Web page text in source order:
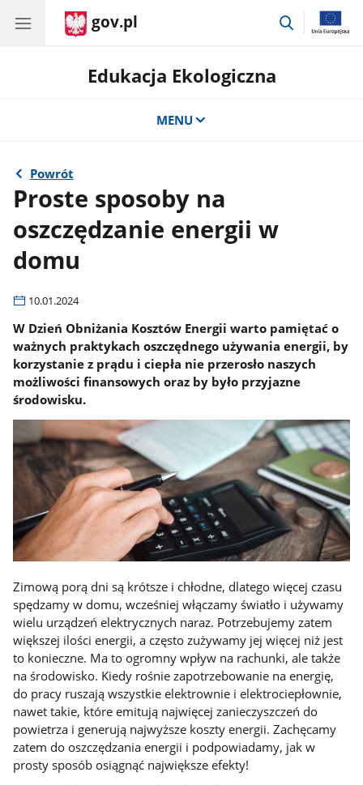
gov.pl
przejdź
Edukacja Ekologiczna
MENU
Powrót
Proste sposoby na
oszczędzanie energii w
domu
10.01.2024
W Dzień Obniżania Kosztów Energii warto pamiętać o
ważnych praktykach oszczędnego używania energii, by
korzystanie z prądu i ciepła nie przerosło naszych
możliwości finansowych oraz by było przyjazne
środowisku.
Zimową porą dni są krótsze i chłodne, dlatego więcej czasu
spędzamy w domu, wcześniej włączamy światło i używamy
wielu urządzeń elektrycznych naraz. Potrzebujemy zatem
większej ilości energii, a często zużywamy jej więcej niż jest
to konieczne. Ma to ogromny wpływ na rachunki, ale także
na środowisko. Kiedy rośnie zapotrzebowanie na energię,
do pracy ruszają wszystkie elektrownie i elektrociepłownie,
nawet takie, które emitują najwięcej zanieczyszczeń do
powietrza i generują najwyższe koszty energii. Zachęcamy
zatem do oszczędzania energii i podpowiadamy, jak w
prosty sposób osiągnąć największe efekty!